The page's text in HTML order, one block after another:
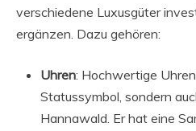
verschiedene Luxusgüter
ergänzen. Dazu gehören:
Uhren: Hochwertige
Statussymbol, sondern
Hannawald. Er hat eine